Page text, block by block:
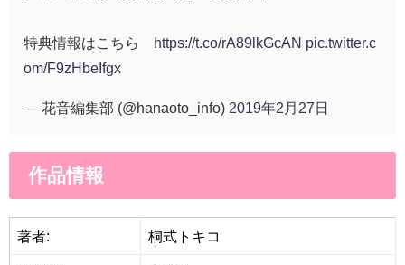
特典情報はこちら https://t.co/rA89lkGcAN pic.twitter.c
om/F9zHbeIfgx
— 花音編集部 (@hanaoto_info) 2019年2月27日
作品情報
著者: 桐式トキコ